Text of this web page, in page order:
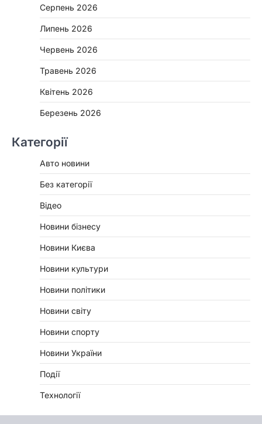
Серпень 2026
Липень 2026
Червень 2026
Травень 2026
Квітень 2026
Березень 2026
Категорії
Авто новини
Без категорії
Відео
Новини бізнесу
Новини Києва
Новини культури
Новини політики
Новини світу
Новини спорту
Новини України
Події
Технології